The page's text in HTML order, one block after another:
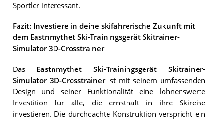
Sportler interessant.
Fazit: Investiere in deine skifahrerische Zukunft mit
dem Eastnmythet Ski-Trainingsgerät Skitrainer-
Simulator 3D-Crosstrainer
Das Eastnmythet Ski-Trainingsgerät Skitrainer-
Simulator 3D-Crosstrainerist mit seinem umfassenden
Design und seiner Funktionalität eine lohnenswerte
Investition für alle, die ernsthaft in ihre Skireise
investieren. Die durchdachte Konstruktion verspricht ein